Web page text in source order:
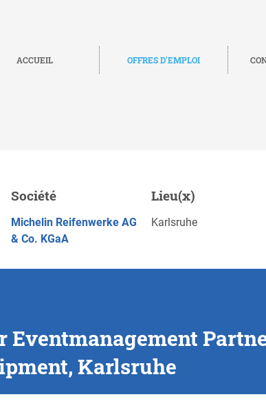
ACCUEIL OFFRES D'EMPLOI
Equipment,
POSTULEZ MAINTENANT
Société
Michelin Reifenwerke AG
& Co. KGaA
Lieu(x)
Karlsruhe
Karlsruhe